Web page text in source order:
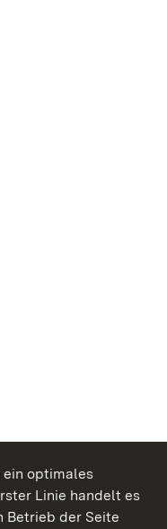
ein optimales
Linie handelt es
Betrieb der Seite